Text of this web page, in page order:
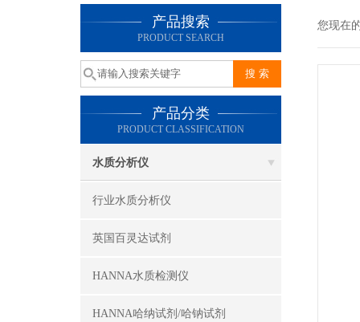
产品搜索
PRODUCT SEARCH
产品分类
PRODUCT CLASSIFICATION
水质分析仪
行业水质分析仪
英国百灵达试剂
HANNA水质检测仪
HANNA哈纳试剂/哈钠试剂
您现在